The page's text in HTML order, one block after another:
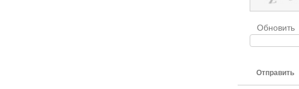
Обновить
Отправить